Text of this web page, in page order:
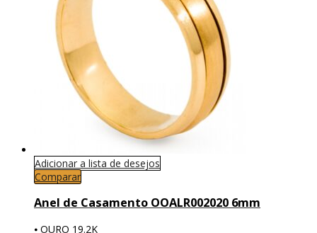
Adicionar a lista de desejos
Comparar
Anel de Casamento OOALR002020 6mm
⦁ OURO 19.2K